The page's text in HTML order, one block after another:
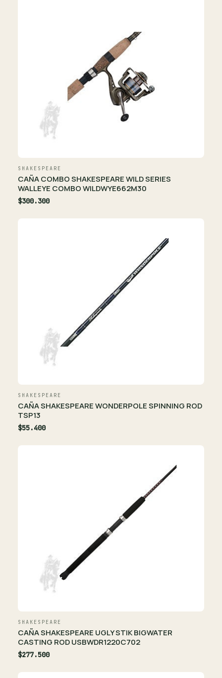
SHAKESPEARE
CAÑA COMBO SHAKESPEARE WILD SERIES
WALLEYE COMBO WILDWYE662M30
$300.300
SHAKESPEARE
CAÑA SHAKESPEARE WONDERPOLE SPINNING ROD
TSP13
$55.400
SHAKESPEARE
CAÑA SHAKESPEARE UGLY STIK BIGWATER
CASTING ROD USBWDR1220C702
$277.500